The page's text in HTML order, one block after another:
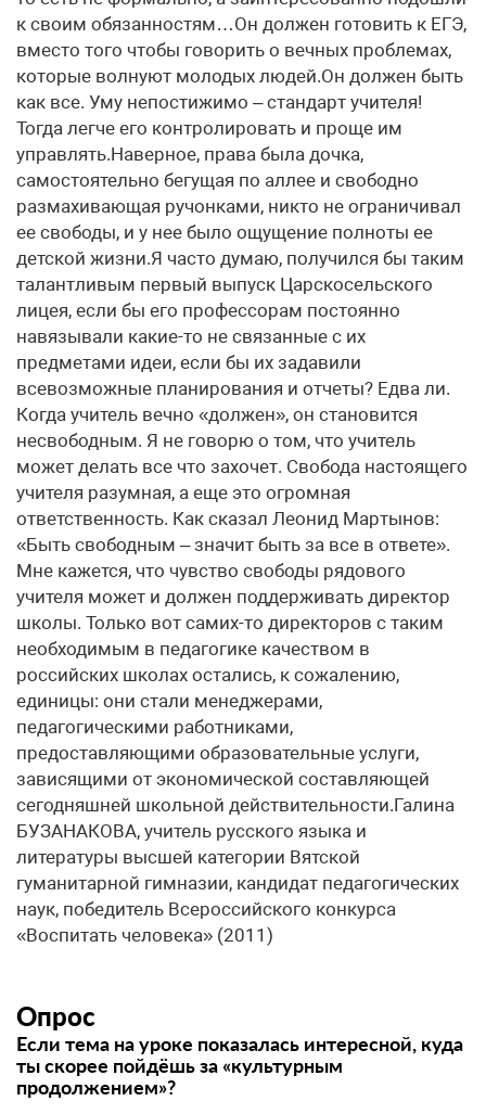
к своим обязанностям…Он должен готовить к ЕГЭ,
вместо того чтобы говорить о вечных проблемах,
которые волнуют молодых людей.Он должен быть
как все. Уму непостижимо – стандарт учителя!
Тогда легче его контролировать и проще им
управлять.Наверное, права была дочка,
самостоятельно бегущая по аллее и свободно
размахивающая ручонками, никто не ограничивал
ее свободы, и у нее было ощущение полноты ее
детской жизни.Я часто думаю, получился бы таким
талантливым первый выпуск Царскосельского
лицея, если бы его профессорам постоянно
навязывали какие-то не связанные с их
предметами идеи, если бы их задавили
всевозможные планирования и отчеты? Едва ли.
Когда учитель вечно «должен», он становится
несвободным. Я не говорю о том, что учитель
может делать все что захочет. Свобода настоящего
учителя разумная, а еще это огромная
ответственность. Как сказал Леонид Мартынов:
«Быть свободным – значит быть за все в ответе».
Мне кажется, что чувство свободы рядового
учителя может и должен поддерживать директор
школы. Только вот самих-то директоров с таким
необходимым в педагогике качеством в
российских школах остались, к сожалению,
единицы: они стали менеджерами,
педагогическими работниками,
предоставляющими образовательные услуги,
зависящими от экономической составляющей
сегодняшней школьной действительности.​Галина
БУЗАНАКОВА, учитель русского языка и
литературы высшей категории Вятской
гуманитарной гимназии, кандидат педагогических
наук, победитель Всероссийского конкурса
«Воспитать человека» (2011)
Опрос
Если тема на уроке показалась интересной, куда
ты скорее пойдёшь за «культурным
продолжением»?